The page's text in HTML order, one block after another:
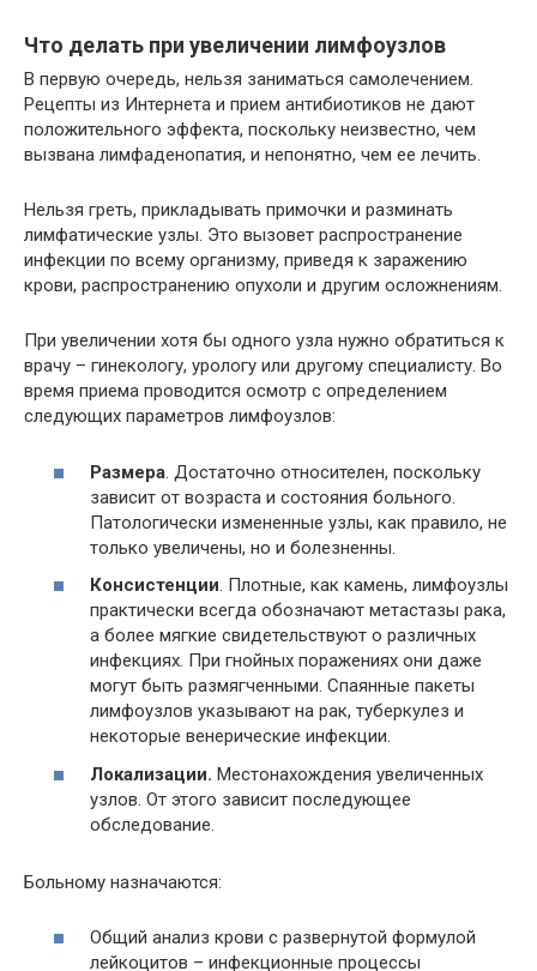
Что делать при увеличении лимфоузлов
В первую очередь, нельзя заниматься самолечением.
Рецепты из Интернета и прием антибиотиков не дают
положительного эффекта, поскольку неизвестно, чем
вызвана лимфаденопатия, и непонятно, чем ее лечить.
Нельзя греть, прикладывать примочки и разминать
лимфатические узлы. Это вызовет распространение
инфекции по всему организму, приведя к заражению
крови, распространению опухоли и другим осложнениям.
При увеличении хотя бы одного узла нужно обратиться к
врачу – гинекологу, урологу или другому специалисту. Во
время приема проводится осмотр с определением
следующих параметров лимфоузлов:
Размера . Достаточно относителен, поскольку
зависит от возраста и состояния больного.
Патологически измененные узлы, как правило, не
только увеличены, но и болезненны.
Консистенции. Плотные, как камень, лимфоузлы
практически всегда обозначают метастазы рака,
а более мягкие свидетельствуют о различных
инфекциях. При гнойных поражениях они даже
могут быть размягченными. Спаянные пакеты
лимфоузлов указывают на рак, туберкулез и
некоторые венерические инфекции.
Локализации. Местонахождения увеличенных
узлов. От этого зависит последующее
обследование.
Больному назначаются:
Общий анализ крови с развернутой формулой
лейкоцитов – инфекционные процессы